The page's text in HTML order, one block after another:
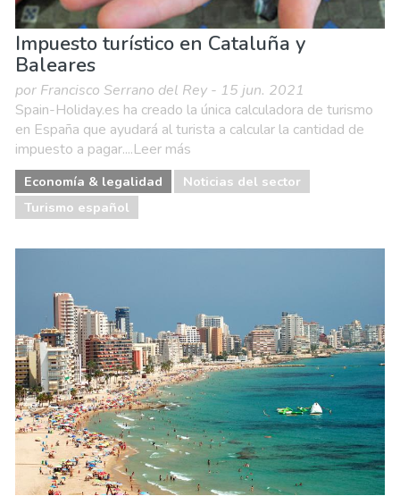
Impuesto turístico en Cataluña y
Baleares
por Francisco Serrano del Rey - 15 jun. 2021
Spain-Holiday.es​ ha creado la única calculadora de turismo
en España que ayudará al turista a calcular la cantidad de
impuesto a pagar....Leer más
Economía & legalidad
Noticias del sector
Turismo español